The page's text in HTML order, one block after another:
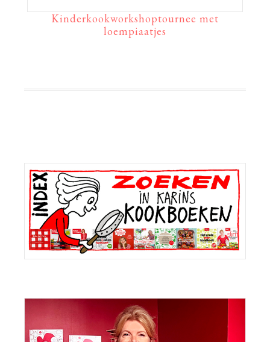
Kinderkookworkshoptournee met
loempiaatjes
Primaire
Sidebar